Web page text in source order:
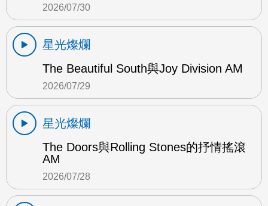
2026/07/30
星光燦爛
The Beautiful South與Joy Division AM
2026/07/29
星光燦爛
The Doors與Rolling Stones的抒情搖滾
AM
2026/07/28